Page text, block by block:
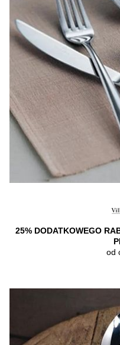
25% DODATKOWEGO
od